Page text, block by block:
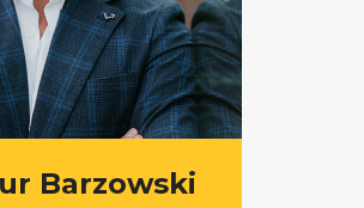
Barzowski